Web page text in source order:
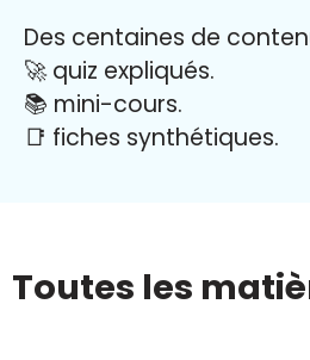
Des centaines de
🚀 quiz expliqués.
📚 mini-cours.
📑 fiches synthétiques.
Toutes les